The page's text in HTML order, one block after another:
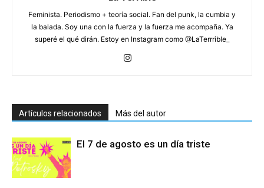
Feminista. Periodismo + teoría social. Fan del punk, la cumbia y
la balada. Soy una con la fuerza y la fuerza me acompaña. Ya
superé el qué dirán. Estoy en Instagram como @LaTerrrible_
Artículos relacionados Más del autor
El 7 de agosto es un día triste